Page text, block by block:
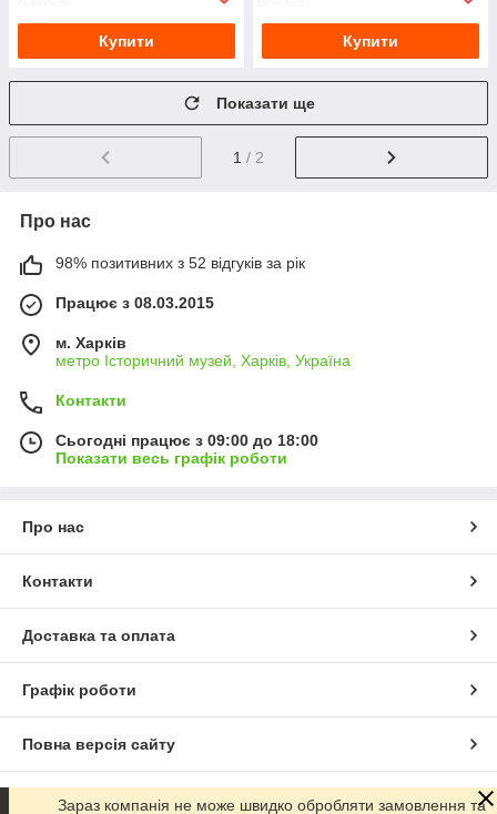
Купити Купити
Показати ще
1 / 2
Про нас
98% позитивних з 52 відгуків за рік
Працює з 08.03.2015
м. Харків
метро Історичний музей, Харків, Україна
Контакти
Сьогодні працює з 09:00 до 18:00
Показати весь графік роботи
Про нас
Контакти
Доставка та оплата
Графік роботи
Повна версія сайту
Сайт створено на маркетплейсі Prom.ua
Зараз компанія не може швидко обробляти замовлення та